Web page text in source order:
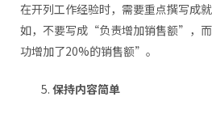
在开列工作经验时，需要重点撰写成
如，不要写成“负责增加销售额”，
功增加了20%的销售额”。
保持内容简单